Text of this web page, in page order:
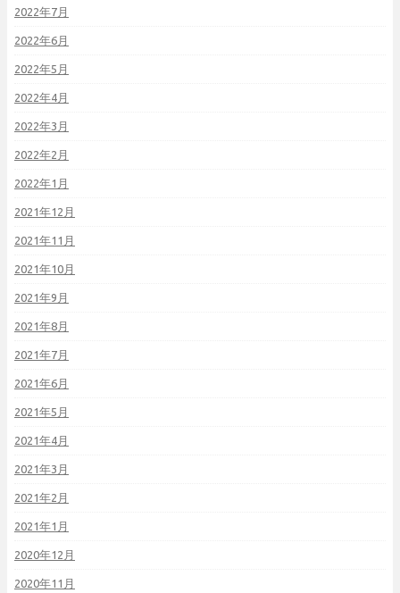
2022年7月
2022年6月
2022年5月
2022年4月
2022年3月
2022年2月
2022年1月
2021年12月
2021年11月
2021年10月
2021年9月
2021年8月
2021年7月
2021年6月
2021年5月
2021年4月
2021年3月
2021年2月
2021年1月
2020年12月
2020年11月